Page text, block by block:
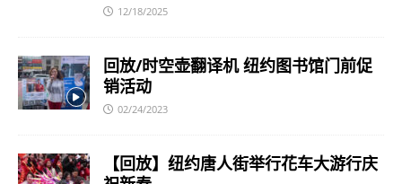
12/18/2025
回放/时空壶翻译机 纽约图书馆门前促
销活动
02/24/2023
【回放】纽约唐人街举行花车大游行庆